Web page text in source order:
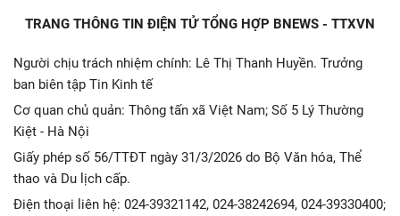
TRANG THÔNG TIN ĐIỆN TỬ TỔNG HỢP BNEWS - TTXVN
Người chịu trách nhiệm chính: Lê Thị Thanh Huyền. Trưởng
ban biên tập Tin Kinh tế
Cơ quan chủ quản: Thông tấn xã Việt Nam; Số 5 Lý Thường
Kiệt - Hà Nội
Giấy phép số 56/TTĐT ngày 31/3/2026 do Bộ Văn hóa, Thể
thao và Du lịch cấp.
Điện thoại liên hệ: 024-39321142, 024-38242694, 024-39330400;